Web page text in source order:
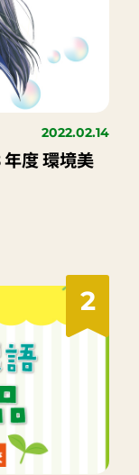
2022.02.14
年度 環境美
2